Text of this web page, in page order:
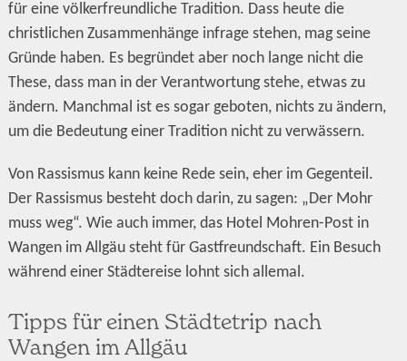
für eine völkerfreundliche Tradition. Dass heute die
christlichen Zusammenhänge infrage stehen, mag seine
Gründe haben. Es begründet aber noch lange nicht die
These, dass man in der Verantwortung stehe, etwas zu
ändern. Manchmal ist es sogar geboten, nichts zu ändern,
um die Bedeutung einer Tradition nicht zu verwässern.
Von Rassismus kann keine Rede sein, eher im Gegenteil.
Der Rassismus besteht doch darin, zu sagen: „Der Mohr
muss weg“. Wie auch immer, das Hotel Mohren-Post in
Wangen im Allgäu steht für Gastfreundschaft. Ein Besuch
während einer Städtereise lohnt sich allemal.
Tipps für einen Städtetrip nach
Wangen im Allgäu